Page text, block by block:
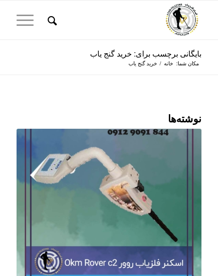
بایگانی برچسب برای: خرید گنج یاب
مکان شما: خانه / خرید گنج یاب
نوشته‌ها